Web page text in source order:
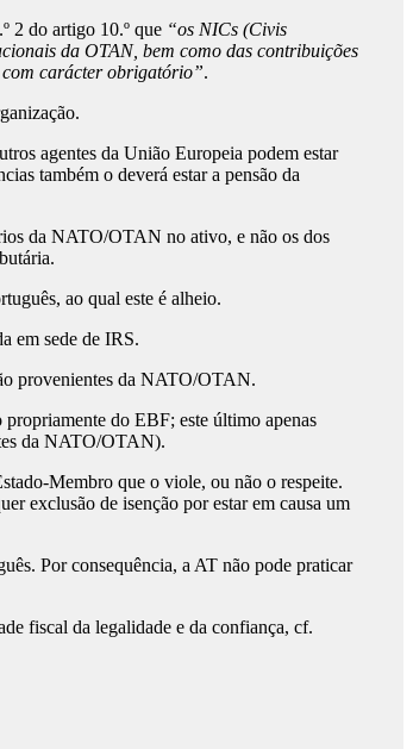
2 do artigo 10.º que “os NICs (Civis
da OTAN, bem como das contribuições
com carácter obrigatório”.
agentes da União Europeia podem estar
também o deverá estar a pensão da
da NATO/OTAN no ativo, e não os dos
ao qual este é alheio.
em sede de IRS.
provenientes da NATO/OTAN.
do EBF; este último apenas
da NATO/OTAN).
Membro que o viole, ou não o respeite.
exclusão de isenção por estar em causa um
Por consequência, a AT não pode praticar
fiscal da legalidade e da confiança, cf.